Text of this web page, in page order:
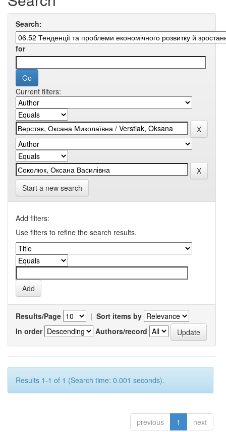
Search:
for
Current filters:
Start a new search
Add filters:
Use filters to refine the search results.
Results/Page | Sort items by
In order
Authors/record
Results 1-1 of 1 (Search time: 0.001 seconds).
previous 1 next